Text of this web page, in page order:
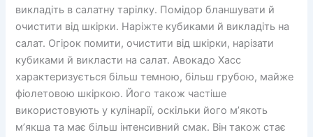
викладіть в салатну тарілку. Помідор бланшувати й
очистити від шкірки. Наріжте кубиками й викладіть на
салат. Огірок помити, очистити від шкірки, нарізати
кубиками й викласти на салат. Авокадо Хасс
характеризується більш темною, більш грубою, майже
фіолетовою шкіркою. Його також частіше
використовують у кулінарії, оскільки його м’якоть
м’якша та має більш інтенсивний смак. Він також стає